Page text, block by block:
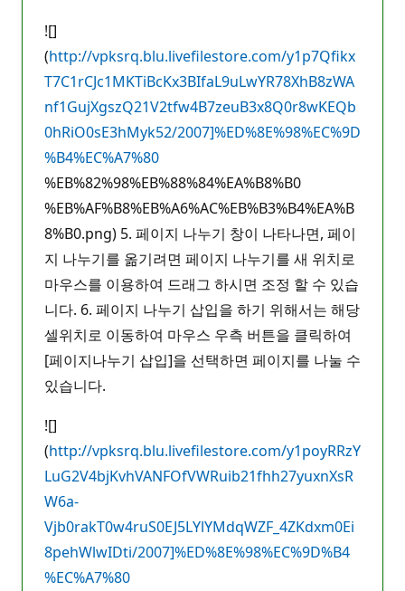
![]
(http://vpksrq.blu.livefilestore.com/y1p7Qfikx
T7C1rCJc1MKTiBcKx3BIfaL9uLwYR78XhB8zWA
nf1GujXgszQ21V2tfw4B7zeuB3x8Q0r8wKEQb
0hRiO0sE3hMyk52/2007]%ED%8E%98%EC%9D
%B4%EC%A7%80
%EB%82%98%EB%88%84%EA%B8%B0
%EB%AF%B8%EB%A6%AC%EB%B3%B4%EA%B
8%B0.png) 5. 페이지 나누기 창이 나타나면, 페이
지 나누기를 옮기려면 페이지 나누기를 새 위치로
마우스를 이용하여 드래그 하시면 조정 할 수 있습
니다. 6. 페이지 나누기 삽입을 하기 위해서는 해당
셀위치로 이동하여 마우스 우측 버튼을 클릭하여
[페이지나누기 삽입]을 선택하면 페이지를 나눌 수
있습니다.
![]
(http://vpksrq.blu.livefilestore.com/y1poyRRzY
LuG2V4bjKvhVANFOfVWRuib21fhh27yuxnXsR
W6a-
Vjb0rakT0w4ruS0EJ5LYlYMdqWZF_4ZKdxm0Ei
8pehWlwIDti/2007]%ED%8E%98%EC%9D%B4
%EC%A7%80